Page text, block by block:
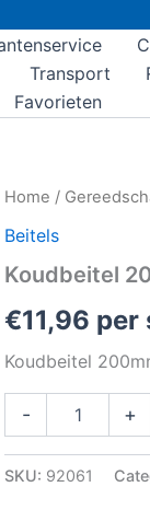
Transport
Favorieten
Home /
Beitels
Koudbeitel
€11,96 per
Koudbeitel
-
Koudbeitel
aantal
+
SKU: 92061